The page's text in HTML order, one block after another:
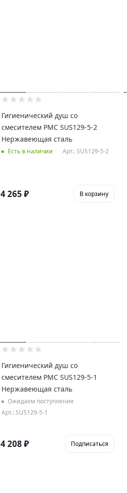
Гигиенический душ со
смесителем РМС SUS129-5-2
Нержавеющая сталь
Есть в наличии Арт.: SUS129-5-2
4 265 ₽ В корзину
Гигиенический душ со
смесителем РМС SUS129-5-1
Нержавеющая сталь
Ожидаем поступления
Арт.: SUS129-5-1
4 208 ₽ Подписаться